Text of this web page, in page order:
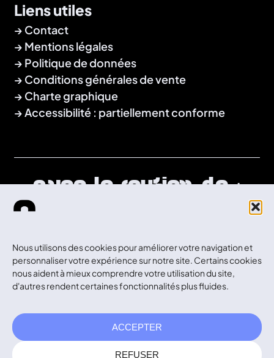
Nous utilisons des cookies pour améliorer votre navigation et
personnaliser votre expérience sur notre site. Certains cookies
nous aident à mieux comprendre votre utilisation du site,
d'autres rendent certaines fonctionnalités plus fluides.
ACCEPTER
REFUSER
Liens utiles
Contact
Mentions légales
Politique de données
Conditions générales de vente
Charte graphique
Accessibilité : partiellement conforme
Avec le soutien de :